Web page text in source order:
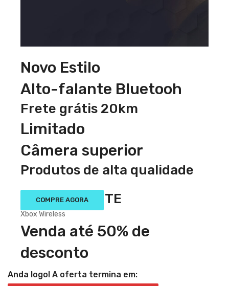
Novo Estilo
Alto-falante Bluetooh
Frete grátis 20km
Limitado
Câmera superior
Produtos de alta qualidade
VENDA QUENTE
Xbox Wireless
Venda até 50% de
desconto
COMPRE AGORA
Anda logo! A oferta termina em: